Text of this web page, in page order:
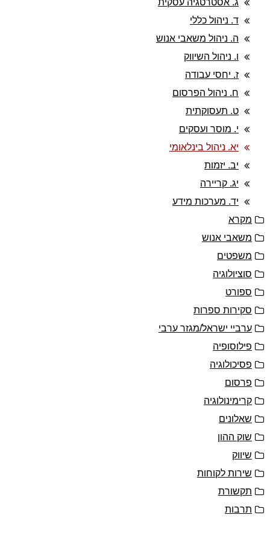
ג. אסטרטגיה עסקית
ד. ניהול כללי
ה. ניהול משאבי אנוש
ו. ניהול השיווק
ז. יחסי עבודה
ח. ניהול הפרסום
ט. תעסוקתית
י. מוסר ועסקים
יא. ניהול בינלאומי
יב. יזמות
יג. קריירה
יד. מערכות מידע
מקרא
משאבי אנוש
משפטים
סוציולוגיה
ספורט
סקירות ספרות
ערביי ישראל/מגזר ערבי
פילוסופיה
פסיכולוגיה
פרסום
קרימינולוגיה
שאלונים
שוק ההון
שיווק
שירות לקוחות
תקשורת
תרבות